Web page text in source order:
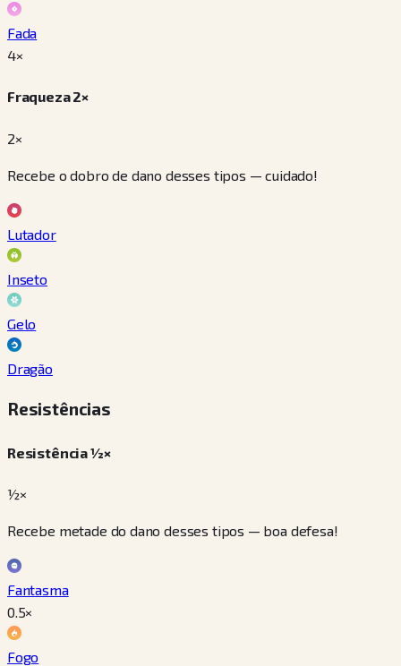
Fada
4×
Fraqueza 2×
2×
Recebe o dobro de dano desses tipos — cuidado!
Lutador
Inseto
Gelo
Dragão
Resistências
Resistência ½×
½×
Recebe metade do dano desses tipos — boa defesa!
Fantasma
0.5×
Fogo